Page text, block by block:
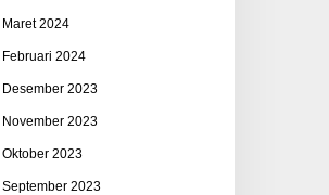
Maret 2024
Februari 2024
Desember 2023
November 2023
Oktober 2023
September 2023